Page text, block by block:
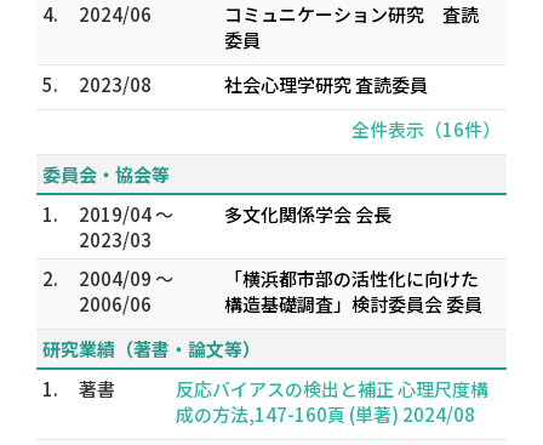
4.
2024/06
コミュニケーション研究 査読
委員
5.
2023/08
社会心理学研究 査読委員
全件表示（16件）
委員会・協会等
1.
2019/04 ～
2023/03
多文化関係学会 会長
2.
2004/09 ～
2006/06
「横浜都市部の活性化に向けた
構造基礎調査」検討委員会 委員
研究業績（著書・論文等）
1.
著書
反応バイアスの検出と補正 心理尺度構
成の方法,147-160頁 (単著) 2024/08